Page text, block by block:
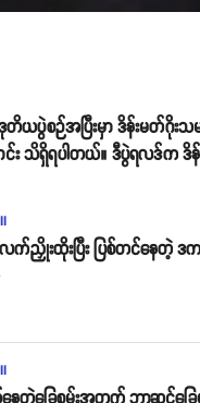
ယပွဲစဉ်အပြီးမှာ ဒိန်းမတ်ဂို
သိရှိရပါတယ်။ ဒီပွဲရလဒ်က
က်ညှိုးထိုးပြီး ပြစ်တင်နေတဲ့